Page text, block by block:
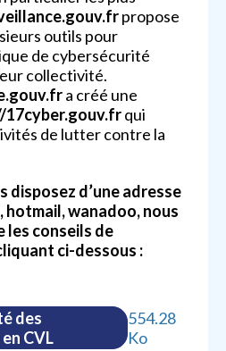
propose
outils pour
de cybersécurité
collectivité.
a créé une
qui
de lutter contre la
disposez d’une adresse
hotmail, wanadoo, nous
les conseils de
ci-dessous :
des
CVL
554.28
Ko